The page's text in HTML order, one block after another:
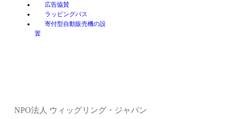
広告協賛
ラッピングバス
寄付型自動販売機の設
置
NPO法人 ウィッグリング・ジャパン